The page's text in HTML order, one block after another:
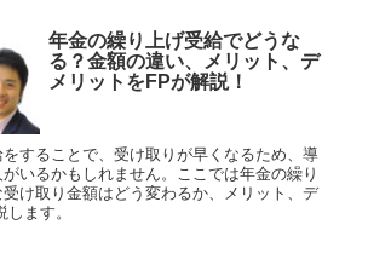
年金の繰り上げ受給でどうな
る？金額の違い、メリット、デ
メリットをFPが解説！
することで、受け取りが早くなるため、導
いるかもしれません。ここでは年金の繰り
受け取り金額はどう変わるか、メリット、デ
ます。